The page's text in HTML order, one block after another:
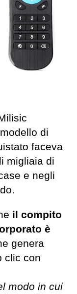
di
faceva
migliaia di
e negli
il compito
è
genera
clic con
modo in cui